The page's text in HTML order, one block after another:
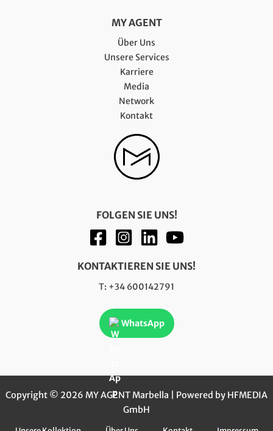
MY AGENT
Über Uns
Unsere Services
Karriere
Media
Network
Kontakt
FOLGEN SIE UNS!
KONTAKTIEREN SIE UNS!
T: +34 600142791
WhatsApp
Copyright © 2026 MY AGENT Marbella | Powered by HFMEDIA
GmbH